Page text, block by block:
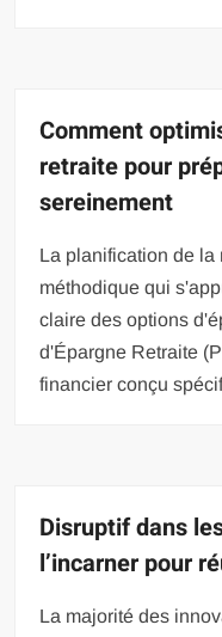
Comment
retraite pour
sereinement
La planification de la
méthodique qui
claire des options
d'Épargne Retraite
financier conçu
Disruptif dans
l’incarner pour
La majorité des